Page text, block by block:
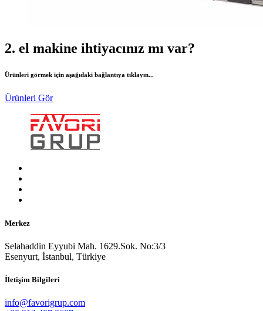
2. el makine ihtiyacınız mı var?
Ürünleri görmek için aşağıdaki bağlantıya tıklayın...
Ürünleri Gör
Merkez
Selahaddin Eyyubi Mah. 1629.Sok. No:3/3
Esenyurt, İstanbul, Türkiye
İletişim Bilgileri
info@favorigrup.com